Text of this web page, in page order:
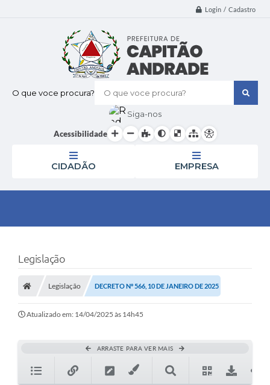
Login / Cadastro
O que voce procura?
Siga-nos
Acessibilidade
CIDADÃO EMPRESA
Legislação
Legislação DECRETO Nº 566, 10 DE JANEIRO DE 2025
Atualizado em: 14/04/2025 às 14h45
ARRASTE PARA VER MAIS